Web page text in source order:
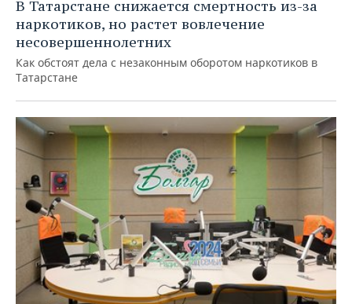
ХОККЕЙ С МЯЧОМ
ПРОИСШЕСТВИЯ
В Татарстане снижается смертность из-за
наркотиков, но растет вовлечение
несовершеннолетних
Как обстоят дела с незаконным оборотом наркотиков в
Татарстане